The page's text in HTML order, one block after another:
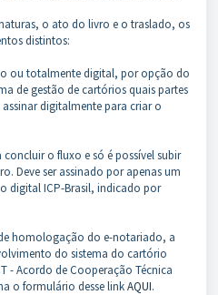
o ato do livro e o traslado, os
distintos:
ou totalmente digital, por opção do
de gestão de cartórios quais partes
digitalmente para criar o
o fluxo e só é possível subir
Deve ser assinado por apenas um
digital ICP-Brasil, indicado por
homologação do e-notariado, a
do sistema do cartório
- Acordo de Cooperação Técnica
o formulário desse linkAQUI.